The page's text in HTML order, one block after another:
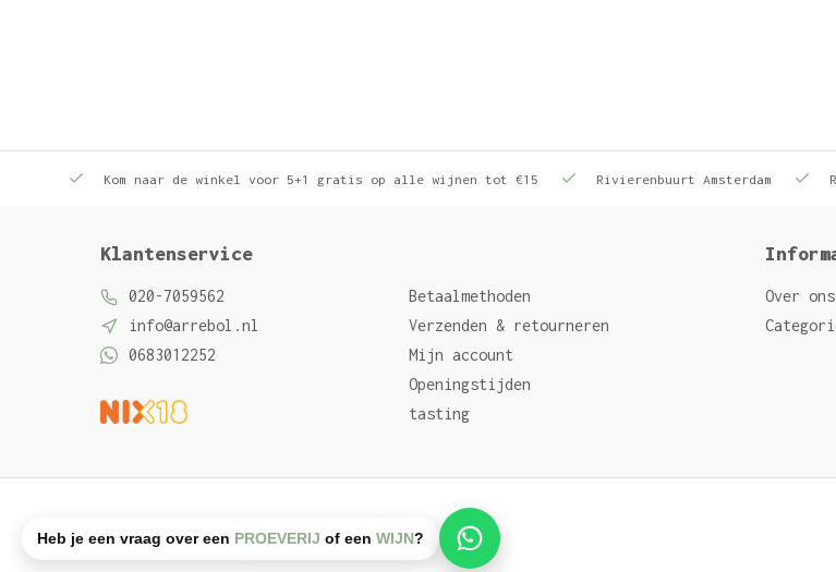
Kom naar de winkel voor 5+1 gratis op alle wijnen tot €15 Rivierenbuurt Amsterdam
Klantenservice
020-7059562
info@arrebol.nl
0683012252
Betaalmethoden
Verzenden & retourneren
Mijn account
Openingstijden
tasting
Over ons
© Arrebol wijn - Powered byemarkable
Heb je een vraag over een PROEVERIJ of een WIJN?